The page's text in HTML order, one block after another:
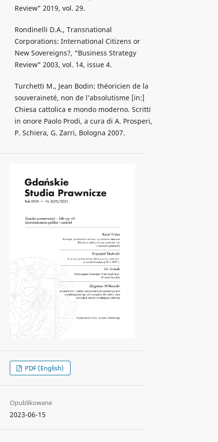
Review” 2019, vol. 29.
Rondinelli D.A., Transnational
Corporations: International Citizens or
New Sovereigns?, “Business Strategy
Review” 2003, vol. 14, issue 4.
Turchetti M., Jean Bodin: théoricien de la
souveraineté, non de l’absolutisme [in:]
Chiesa cattolica e mondo moderno. Scritti
in onore Paolo Prodi, a cura di A. Prosperi,
P. Schiera, G. Zarri, Bologna 2007.
PDF (English)
Opublikowane
2023-06-15